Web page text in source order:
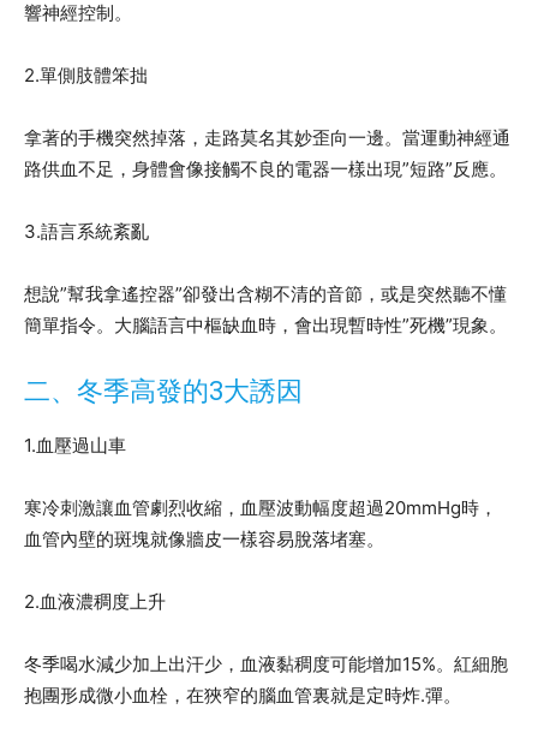
響神經控制。
2.單側肢體笨拙
拿著的手機突然掉落，走路莫名其妙歪向一邊。當運動神經通
路供血不足，身體會像接觸不良的電器一樣出現”短路”反應。
3.語言系統紊亂
想說”幫我拿遙控器”卻發出含糊不清的音節，或是突然聽不懂
簡單指令。大腦語言中樞缺血時，會出現暫時性”死機”現象。
二、冬季高發的3大誘因
1.血壓過山車
寒冷刺激讓血管劇烈收縮，血壓波動幅度超過20mmHg時，
血管內壁的斑塊就像牆皮一樣容易脫落堵塞。
2.血液濃稠度上升
冬季喝水減少加上出汗少，血液黏稠度可能增加15%。紅細胞
抱團形成微小血栓，在狹窄的腦血管裏就是定時炸.彈。